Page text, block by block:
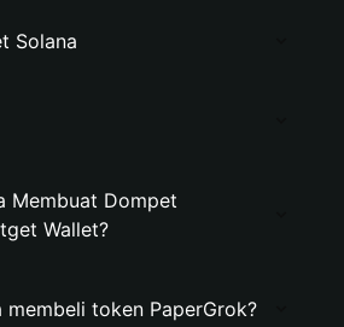
Solana
Membuat Dompet
Wallet?
membeli token PaperGrok?